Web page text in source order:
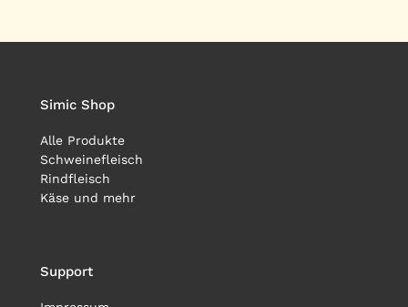
Simic Shop
Alle Produkte
Schweinefleisch
Rindfleisch
Käse und mehr
Support